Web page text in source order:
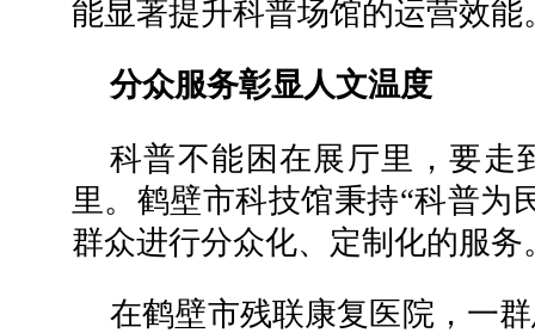
能显著提升科普场馆的运营效能
分众服务彰显人文温度
科普不能困在展厅里，要走
里。鹤壁市科技馆秉持“科普为
群众进行分众化、定制化的服务
在鹤壁市残联康复医院，一